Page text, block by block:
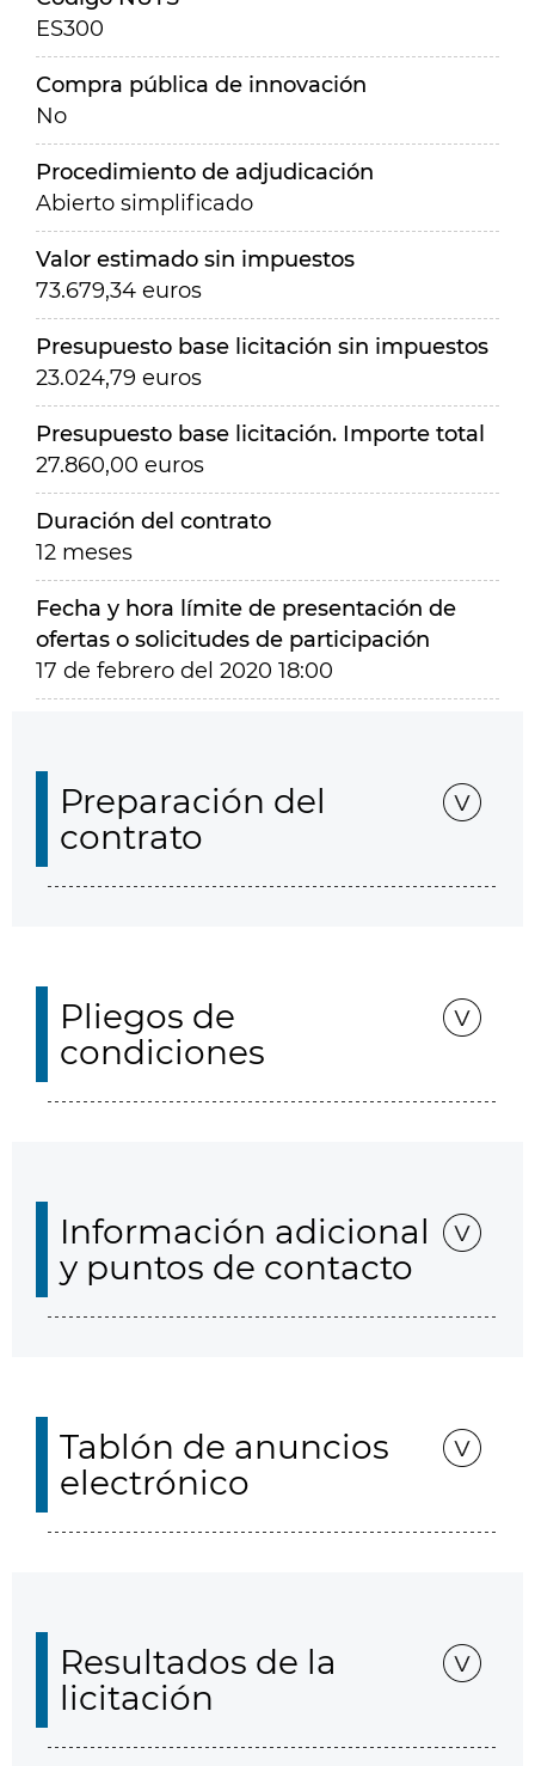
ES300
Compra pública de innovación
No
Procedimiento de adjudicación
Abierto simplificado
Valor estimado sin impuestos
73.679,34 euros
Presupuesto base licitación sin impuestos
23.024,79 euros
Presupuesto base licitación. Importe total
27.860,00 euros
Duración del contrato
12 meses
Fecha y hora límite de presentación de
ofertas o solicitudes de participación
17 de febrero del 2020 18:00
Preparación del
contrato
Pliegos de
condiciones
Información adicional
y puntos de contacto
Tablón de anuncios
electrónico
Resultados de la
licitación